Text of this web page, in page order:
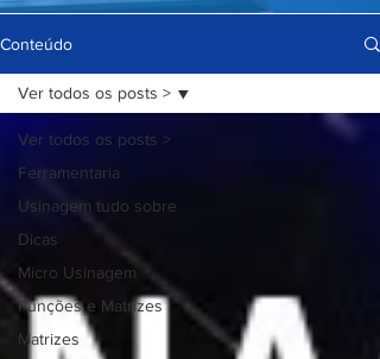
Conteúdo
Ver todos os posts >
Ferramentaria
Usinagem tudo sobre
Dicas
Micro Usinagem
Punções e Matrizes
Matrizes
Ver todos os posts >